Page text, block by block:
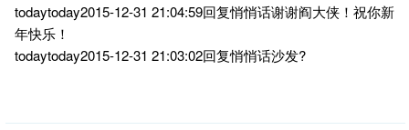
todaytoday2015-12-31 21:04:59回复悄悄话谢谢阎大侠！祝你新
年快乐！
todaytoday2015-12-31 21:03:02回复悄悄话沙发?